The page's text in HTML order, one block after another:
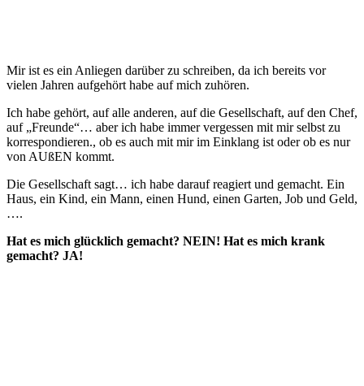
Mir ist es ein Anliegen darüber zu schreiben, da ich bereits vor
vielen Jahren aufgehört habe auf mich zuhören.
Ich habe gehört, auf alle anderen, auf die Gesellschaft, auf den Chef,
auf „Freunde“… aber ich habe immer vergessen mit mir selbst zu
korrespondieren., ob es auch mit mir im Einklang ist oder ob es nur
von AUßEN kommt.
Die Gesellschaft sagt… ich habe darauf reagiert und gemacht. Ein
Haus, ein Kind, ein Mann, einen Hund, einen Garten, Job und Geld,
….
Hat es mich glücklich gemacht? NEIN! Hat es mich krank
gemacht? JA!